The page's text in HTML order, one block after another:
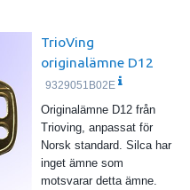
TrioVing
originalämne D12
9329051B02E
Originalämne D12 från
Trioving, anpassat för
Norsk standard. Silca har
inget ämne som
motsvarar detta ämne.